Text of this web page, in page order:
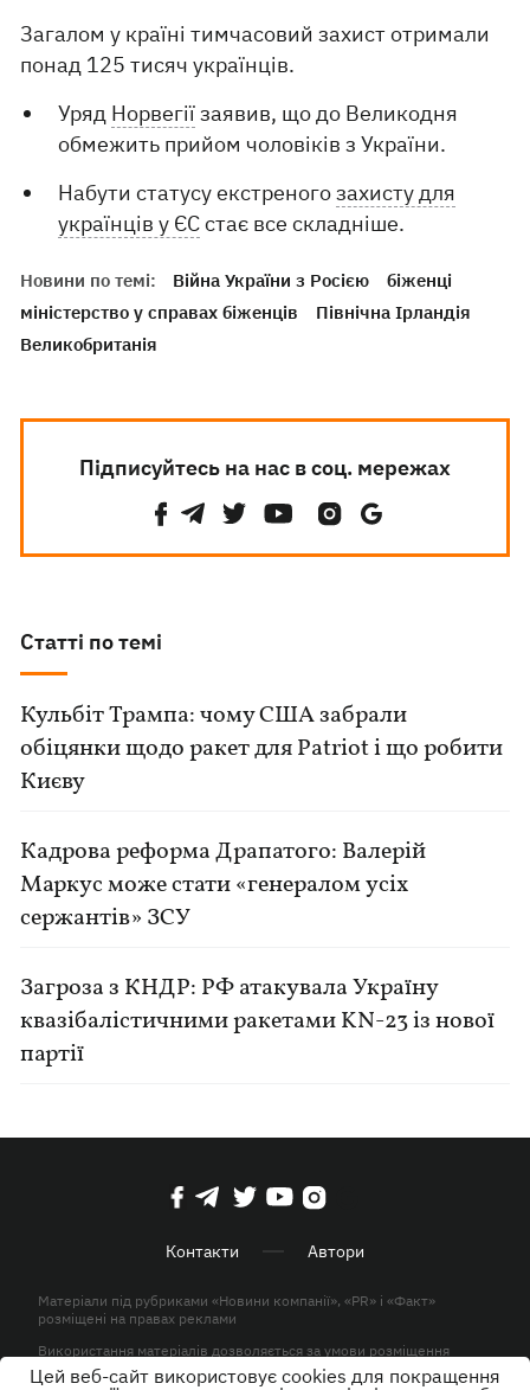
Загалом у країні тимчасовий захист отримали
понад 125 тисяч українців.
Уряд Норвегіїзаявив, що до Великодня
обмежить прийом чоловіків з України.
Набути статусу екстреногозахисту для
українців у ЄСстає все складніше.
Новини по темі: Війна України з Росією
біженці
міністерство у справах біженців
Північна Ірландія
Великобританія
Підписуйтесь на нас в соц. мережах
Статті по темі
Кульбіт Трампа: чому США забрали
обіцянки щодо ракет для Patriot і що робити
Києву
Кадрова реформа Драпатого: Валерій
Маркус може стати «генералом усіх
сержантів» ЗСУ
Загроза з КНДР: РФ атакувала Україну
квазібалістичними ракетами KN-23 із нової
партії
Контакти Автори
Матеріали під рубриками «Новини компанії», «PR» і «Факт»
розміщені на правах реклами
Використання матеріалів дозволяється за умови розміщення
активного гіперпосилання на KP.UA в першому абзаці.
Цей веб-сайт використовує cookies для покращення